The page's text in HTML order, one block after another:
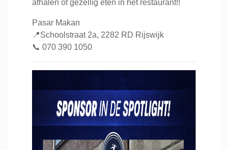
afhalen of gezellig eten in het restaurant!!
Pasar Makan
📍Schoolstraat 2a, 2282 RD Rijswijk
📞 070 390 1050